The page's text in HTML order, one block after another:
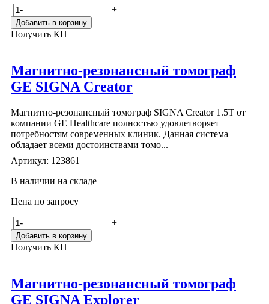
- +
Добавить в корзину
Получить КП
Магнитно-резонансный томограф
GE SIGNA Creator
Магнитно-резонансный томограф SIGNA Creator 1.5T от
компании GE Healthcare полностью удовлетворяет
потребностям современных клиник. Данная система
обладает всеми достоинствами томо...
Артикул: 123861
В наличии на складе
Цена по запросу
- +
Добавить в корзину
Получить КП
Магнитно-резонансный томограф
GE SIGNA Explorer